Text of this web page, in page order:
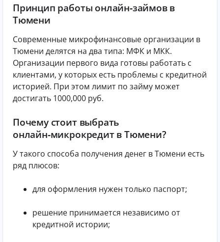
Принцип работы онлайн‑займов в
Тюмени
Современные микрофинансовые организации в
Тюмени делятся на два типа: МФК и МКК.
Организации первого вида готовы работать с
клиентами, у которых есть проблемы с кредитной
историей. При этом лимит по займу может
достигать 1000,000 руб.
Почему стоит выбрать
онлайн‑микрокредит в Тюмени?
У такого способа получения денег в Тюмени есть
ряд плюсов:
для оформления нужен только паспорт;
решение принимается независимо от
кредитной истории;